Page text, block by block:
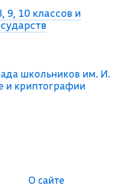
10 классов и
школьников им. И.
и криптографии
О сайте